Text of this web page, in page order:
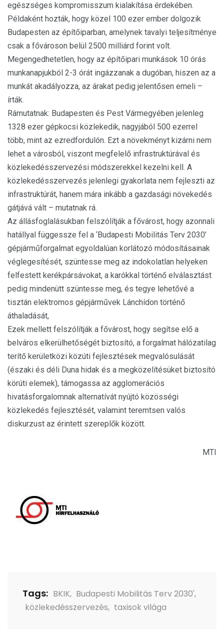
egészséges kompromisszum kialakítása érdekében.
Példaként hozták, hogy közel 100 ezer ember dolgozik
Budapesten az építőiparban, amelynek tavalyi teljesítménye
csak a fővároson belül 2500 milliárd forint volt.
Megengedhetetlen, hogy az építőipari munkások 10 órás
munkanapjukból 2-3 órát ingázzanak a dugóban, hiszen az a
munkát akadályozza, az árakat pedig jelentősen emeli –
írták.
Rámutatnak: Budapesten és Pest Vármegyében jelenleg
1328 ezer gépkocsi közlekedik, nagyjából 500 ezerrel
több, mint az ezredfordulón. Ezt a növekményt kizárni nem
lehet a városból, viszont megfelelő infrastruktúrával és
közlekedésszervezési módszerekkel kezelni kell. A
közlekedésszervezés jelenlegi gyakorlata nem fejleszti az
infrastruktúrát, hanem mára inkább a gazdasági növekedés
gátjává vált – mutatnak rá.
Az állásfoglalásukban felszólítják a fővárost, hogy azonnali
hatállyal függessze fel a ‘Budapesti Mobilitás Terv 2030’
gépjárműforgalmat egyoldalúan korlátozó módosításainak
véglegesítését, szüntesse meg az indokolatlan helyeken
felfestett kerékpársávokat, a karókkal történő elválasztást
pedig mindenütt szüntesse meg, és tegye lehetővé a
tisztán elektromos gépjárművek Lánchídon történő
áthaladását,
Ezek mellett felszólítják a fővárost, hogy segítse elő a
belváros elkerülhetőségét biztosító, a forgalmat hálózatilag
terítő kerületközi közúti fejlesztések megvalósulását
(északi és déli Duna hidak és a megközelítésüket biztosító
körúti elemek), támogassa az agglomerációs
hivatásforgalomnak alternatívát nyújtó közösségi
közlekedés fejlesztését, valamint teremtsen valós
diskurzust az érintett szereplők között.
MTI
Tags: BKIK, Budapesti Mobilitás Terv 2030',
közlekedésszervezés, taxisok világa